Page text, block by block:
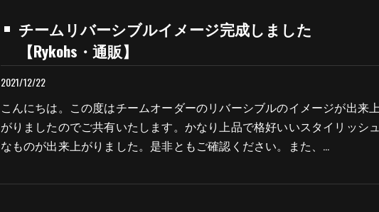
チームリバーシブルイメージ完成しました
【Rykohs・通販】
2021/12/22
こんにちは。この度はチームオーダーのリバーシブルのイメージが出来
がりましたのでご共有いたします。かなり上品で格好いいスタイリッシ
なものが出来上がりました。是非ともご確認ください。また、…